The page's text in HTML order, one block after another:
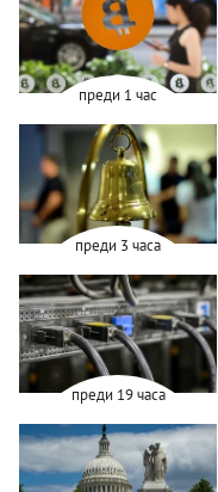
преди 1 час
преди 3 часа
преди 19 часа